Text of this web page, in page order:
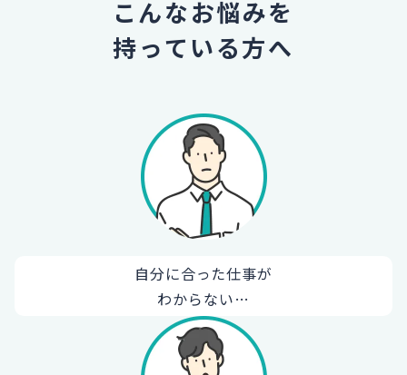
こんなお悩みを
持っている方へ
自分に合った仕事が
わからない…